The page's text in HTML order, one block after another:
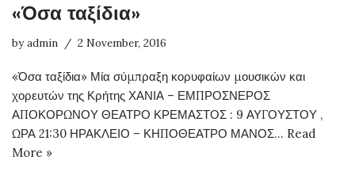
«Όσα ταξίδια»
byadmin 2 November, 2016
«Όσα ταξίδια» Μία σύμπραξη κορυφαίων μουσικών και
χορευτών της Κρήτης ΧΑΝΙΑ – ΕΜΠΡΟΣΝΕΡΟΣ
ΑΠΟΚΟΡΩΝΟΥ ΘΕΑΤΡΟ ΚΡΕΜΑΣΤΟΣ : 9 ΑΥΓΟΥΣΤΟΥ ,
ΩΡΑ 21:30 ΗΡΑΚΛΕΙΟ – ΚΗΠΟΘΕΑΤΡΟ ΜΑΝΟΣ… Read
More »